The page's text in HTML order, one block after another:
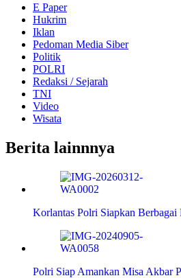
E Paper
Hukrim
Iklan
Pedoman Media Siber
Politik
POLRI
Redaksi / Sejarah
TNI
Video
Wisata
Berita lainnnya
Korlantas Polri Siapkan
Polri Siap Amankan Misa Akbar